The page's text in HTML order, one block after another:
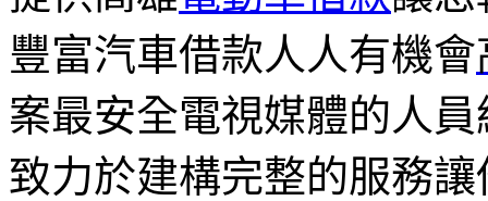
豐富汽車借款人人有機會
案最安全電視媒體的人
致力於建構完整的服務